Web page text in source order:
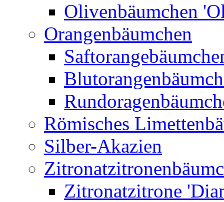
Olivenbäumchen
Orangenbäumchen
Römisches
Silber-Akazien
Zitronatzitrone